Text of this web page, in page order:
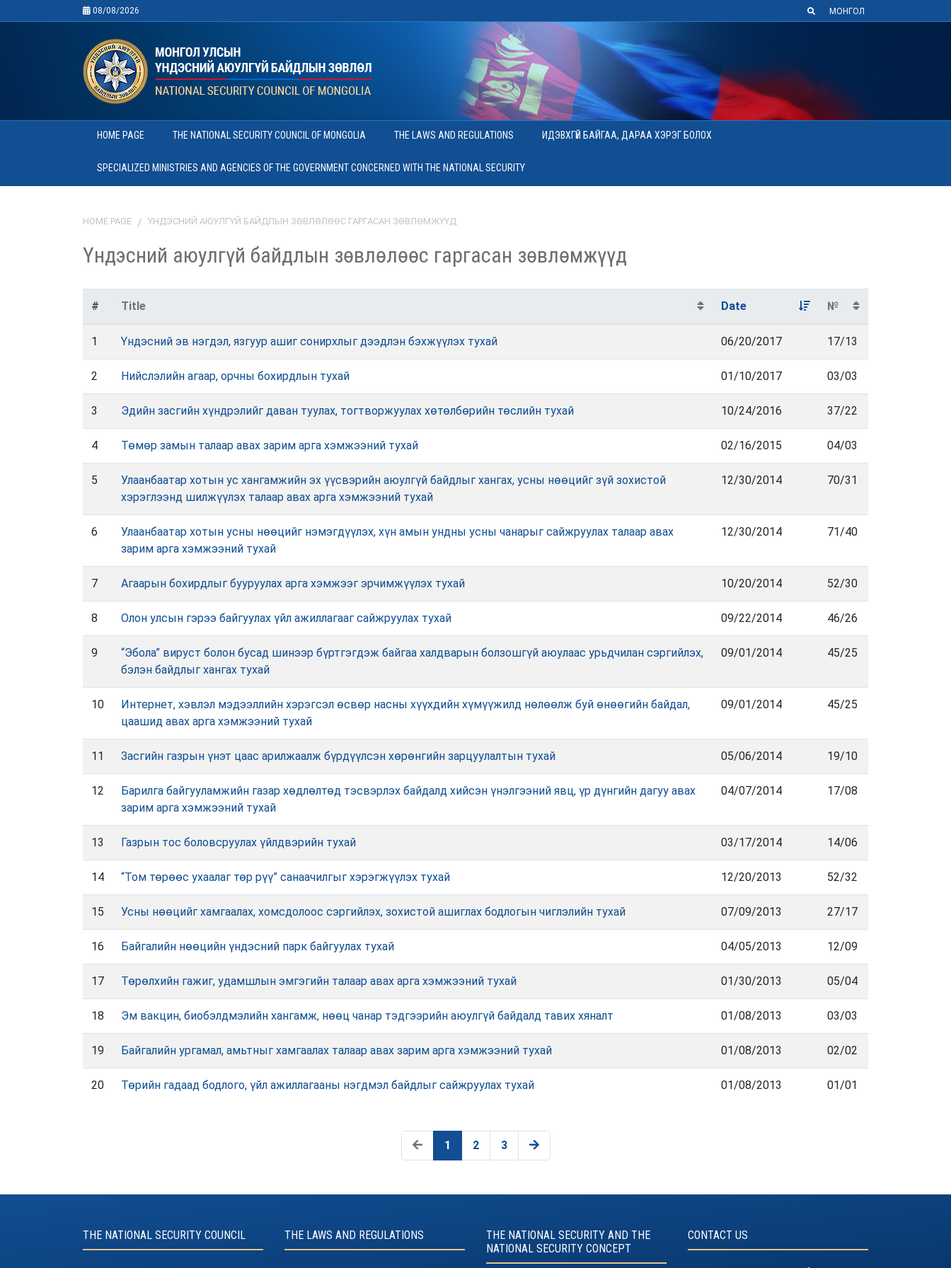
08/08/2026 МОНГОЛ
HOME PAGE THE NATIONAL SECURITY COUNCIL OF MONGOLIA THE LAWS AND REGULATIONS ИДЭВХГҮЙ БАЙГАА, ДАРАА ХЭРЭГ БОЛОХ
SPECIALIZED MINISTRIES AND AGENCIES OF THE GOVERNMENT CONCERNED WITH THE NATIONAL SECURITY
HOME PAGE ҮНДЭСНИЙ АЮУЛГҮЙ БАЙДЛЫН ЗӨВЛӨЛӨӨС ГАРГАСАН ЗӨВЛӨМЖҮҮД
Үндэсний аюулгүй байдлын зөвлөлөөс гаргасан зөвлөмжүүд
# Title Date №
1 Үндэсний эв нэгдэл, язгуур ашиг сонирхлыг дээдлэн бэхжүүлэх тухай 06/20/2017 17/13
2 Нийслэлийн агаар, орчны бохирдлын тухай 01/10/2017 03/03
3 Эдийн засгийн хүндрэлийг даван туулах, тогтворжуулах хөтөлбөрийн төслийн тухай 10/24/2016 37/22
4 Төмөр замын талаар авах зарим арга хэмжээний тухай 02/16/2015 04/03
5
Улаанбаатар хотын ус хангамжийн эх үүсвэрийн аюулгүй байдлыг хангах, усны нөөцийг зүй зохистой
хэрэглээнд шилжүүлэх талаар авах арга хэмжээний тухай
12/30/2014 70/31
6
Улаанбаатар хотын усны нөөцийг нэмэгдүүлэх, хүн амын ундны усны чанарыг сайжруулах талаар авах
зарим арга хэмжээний тухай
12/30/2014 71/40
7 Агаарын бохирдлыг бууруулах арга хэмжээг эрчимжүүлэх тухай 10/20/2014 52/30
8 Олон улсын гэрээ байгуулах үйл ажиллагааг сайжруулах тухай 09/22/2014 46/26
9
“Эбола” вируст болон бусад шинээр бүртгэгдэж байгаа халдварын болзошгүй аюулаас урьдчилан сэргийлэх,
бэлэн байдлыг хангах тухай
09/01/2014 45/25
10
Интернет, хэвлэл мэдээллийн хэрэгсэл өсвөр насны хүүхдийн хүмүүжилд нөлөөлж буй өнөөгийн байдал,
цаашид авах арга хэмжээний тухай
09/01/2014 45/25
11 Засгийн газрын үнэт цаас арилжаалж бүрдүүлсэн хөрөнгийн зарцуулалтын тухай 05/06/2014 19/10
12
Барилга байгууламжийн газар хөдлөлтөд тэсвэрлэх байдалд хийсэн үнэлгээний явц, үр дүнгийн дагуу авах
зарим арга хэмжээний тухай
04/07/2014 17/08
13 Газрын тос боловсруулах үйлдвэрийн тухай 03/17/2014 14/06
14 “Том төрөөс ухаалаг төр рүү” санаачилгыг хэрэгжүүлэх тухай 12/20/2013 52/32
15 Усны нөөцийг хамгаалах, хомсдолоос сэргийлэх, зохистой ашиглах бодлогын чиглэлийн тухай 07/09/2013 27/17
16 Байгалийн нөөцийн үндэсний парк байгуулах тухай 04/05/2013 12/09
17 Төрөлхийн гажиг, удамшлын эмгэгийн талаар авах арга хэмжээний тухай 01/30/2013 05/04
18 Эм вакцин, биобэлдмэлийн хангамж, нөөц чанар тэдгээрийн аюулгүй байдалд тавих хяналт 01/08/2013 03/03
19 Байгалийн ургамал, амьтныг хамгаалах талаар авах зарим арга хэмжээний тухай 01/08/2013 02/02
20 Төрийн гадаад бодлого, үйл ажиллагааны нэгдмэл байдлыг сайжруулах тухай 01/08/2013 01/01
1 2 3
THE NATIONAL SECURITY COUNCIL THE LAWS AND REGULATIONS
THE NATIONAL SECURITY AND THE
NATIONAL SECURITY CONCEPT
CONTACT US